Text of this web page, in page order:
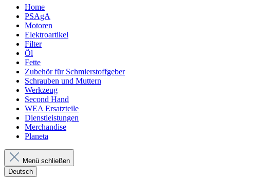
Home
PSAgA
Motoren
Elektroartikel
Filter
Öl
Fette
Zubehör für Schmierstoffgeber
Schrauben und Muttern
Werkzeug
Second Hand
WEA Ersatzteile
Dienstleistungen
Merchandise
Planeta
Menü schließen
Deutsch